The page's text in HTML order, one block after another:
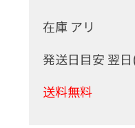
在庫 アリ
発送日目安 翌
送料無料